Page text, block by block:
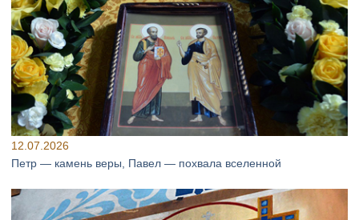
12.07.2026
Петр — камень веры, Павел — похвала вселенной